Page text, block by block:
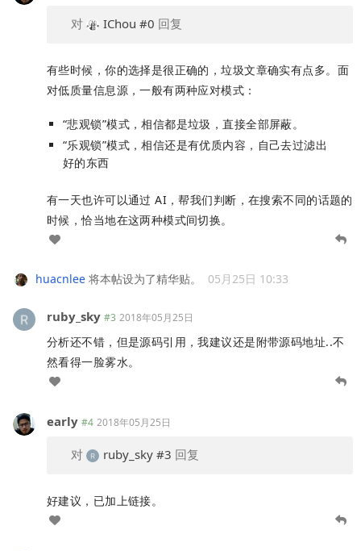
对 IChou #0 回复
有些时候，你的选择是很正确的，垃圾文章确实有点多。面
对低质量信息源，一般有两种应对模式：
“悲观锁”模式，相信都是垃圾，直接全部屏蔽。
“乐观锁”模式，相信还是有优质内容，自己去过滤出
好的东西
有一天也许可以通过 AI，帮我们判断，在搜索不同的话题的
时候，恰当地在这两种模式间切换。
huacnlee 将本帖设为了精华贴。 05月25日 10:33
ruby_sky #3 2018年05月25日
分析还不错，但是源码引用，我建议还是附带源码地址..不
然看得一脸雾水。
early #4 2018年05月25日
对 ruby_sky #3 回复
好建议，已加上链接。